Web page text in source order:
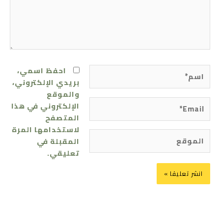
Email*
احفظ اسمي،
بريدي الإلكتروني،
والموقع
الإلكتروني في هذا
المتصفح
لاستخدامها المرة
المقبلة في
تعليقي.